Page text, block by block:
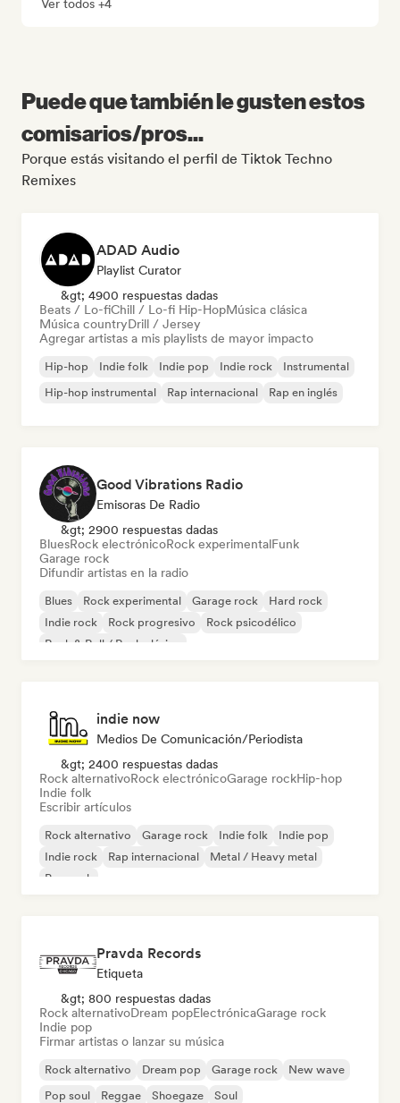
Ver todos +4
Puede que también le gusten estos
comisarios/pros...
Porque estás visitando el perfil de Tiktok Techno
Remixes
ADAD Audio
Playlist Curator
&gt; 4900 respuestas dadas
Beats / Lo-fiChill / Lo-fi Hip-HopMúsica clásica
Música countryDrill / Jersey
Agregar artistas a mis playlists de mayor impacto
Hip-hop Indie folk Indie pop Indie rock
Instrumental
Hip-hop instrumental
Rap internacional Rap en inglés
Good Vibrations Radio
Emisoras De Radio
&gt; 2900 respuestas dadas
BluesRock electrónicoRock experimentalFunk
Garage rock
Difundir artistas en la radio
Blues Rock experimental Garage rock
Hard rock
Indie rock
Rock progresivo
Rock psicodélico
Rock & Roll / Rock clásico
indie now
Medios De Comunicación/Periodista
&gt; 2400 respuestas dadas
Rock alternativoRock electrónicoGarage rockHip-hop
Indie folk
Escribir artículos
Rock alternativo Garage rock Indie folk
Indie pop
Indie rock
Rap internacional
Metal / Heavy metal
Pop rock
Pravda Records
Etiqueta
&gt; 800 respuestas dadas
Rock alternativoDream popElectrónicaGarage rock
Indie pop
Firmar artistas o lanzar su música
Rock alternativo Dream pop Garage rock
New wave
Pop soul
Reggae Shoegaze Soul